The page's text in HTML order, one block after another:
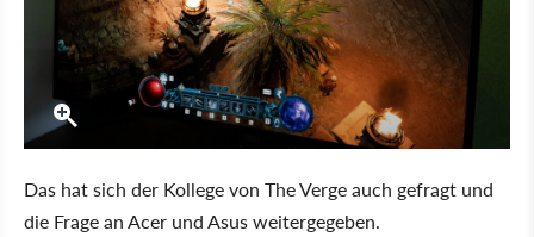
Das hat sich der Kollege von The Verge auch gefragt und
die Frage an Acer und Asus weitergegeben.